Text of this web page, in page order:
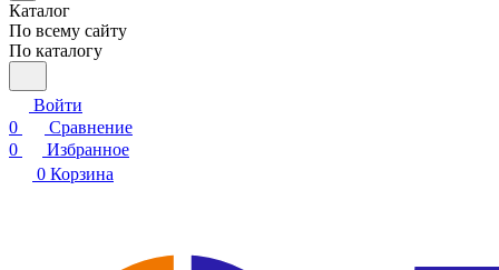
Каталог
По всему сайту
По каталогу
Войти
0
Сравнение
0
Избранное
0 Корзина